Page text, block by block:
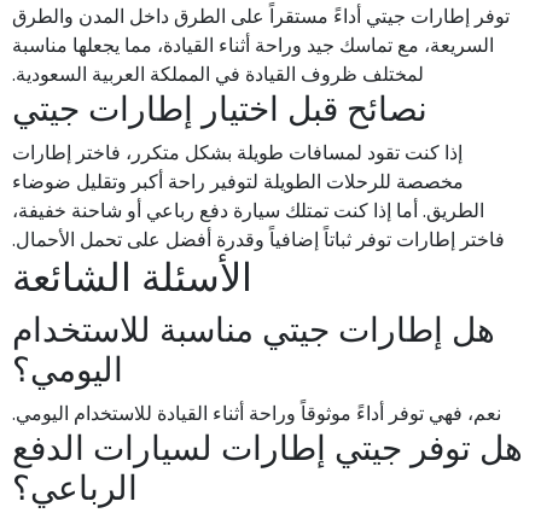
توفر إطارات جيتي أداءً مستقراً على الطرق داخل المدن والطرق
السريعة، مع تماسك جيد وراحة أثناء القيادة، مما يجعلها مناسبة
لمختلف ظروف القيادة في المملكة العربية السعودية.
نصائح قبل اختيار إطارات جيتي
إذا كنت تقود لمسافات طويلة بشكل متكرر، فاختر إطارات
مخصصة للرحلات الطويلة لتوفير راحة أكبر وتقليل ضوضاء
الطريق. أما إذا كنت تمتلك سيارة دفع رباعي أو شاحنة خفيفة،
فاختر إطارات توفر ثباتاً إضافياً وقدرة أفضل على تحمل الأحمال.
الأسئلة الشائعة
هل إطارات جيتي مناسبة للاستخدام
اليومي؟
نعم، فهي توفر أداءً موثوقاً وراحة أثناء القيادة للاستخدام اليومي.
هل توفر جيتي إطارات لسيارات الدفع
الرباعي؟